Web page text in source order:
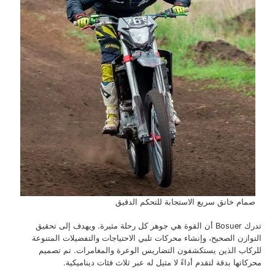
نظام تبريد فعال ليتحمل الظروف القاسية
تدرك Bosuer أن القوة هي جوهر كل رحلة مثيرة. ويهدف إلى تحقيق
الصحيح، وإنشاء محركات تلبي الاحتياجات والتفضيلات المتنوعة
الذين يستكشفون التضاريس الوعرة والمغامرات. تم تصميم
بدقة لتقدم أداءً لا مثيل له عبر ثلاث فئات ديناميكية.